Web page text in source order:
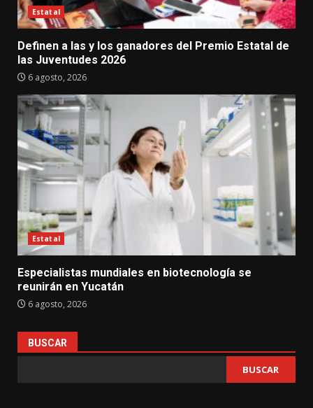
Estatal
Definen a las y los ganadores del Premio Estatal de
las Juventudes 2026
6 agosto, 2026
Estatal
Especialistas mundiales en biotecnología se
reunirán en Yucatán
6 agosto, 2026
BUSCAR
BUSCAR